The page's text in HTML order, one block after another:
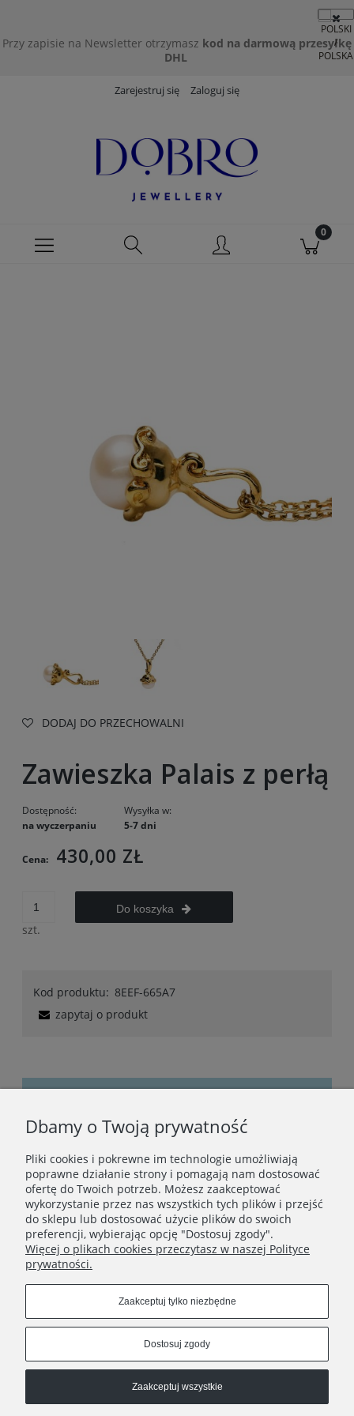
Przy zapisie na Newsletter otrzymasz kod na darmową przesyłkę
DHL
Zarejestruj się Zaloguj się
DODAJ DO PRZECHOWALNI
Zawieszka Palais z perłą
Dostępność:
na wyczerpaniu
Wysyłka w:
5-7 dni
Cena: 430,00 ZŁ
szt.
Do koszyka
Kod produktu: 8EEF-665A7
zapytaj o produkt
Bądźmy w kontakcie
Podaj swój adres e-mail, jeżeli chcesz otrzymywać
informacje o nowościach i promocjach.
Zapisz się
Obserwuj nas:
Copyrights © 2023 - DOBRO Jewellery
Dbamy o Twoją prywatność
Pliki cookies i pokrewne im technologie umożliwiają
poprawne działanie strony i pomagają nam dostosować
ofertę do Twoich potrzeb. Możesz zaakceptować
wykorzystanie przez nas wszystkich tych plików i przejść
do sklepu lub dostosować użycie plików do swoich
preferencji, wybierając opcję "Dostosuj zgody".
Więcej o plikach cookies przeczytasz w naszej Polityce
prywatności.
Zaakceptuj tylko niezbędne
Dostosuj zgody
Zaakceptuj wszystkie